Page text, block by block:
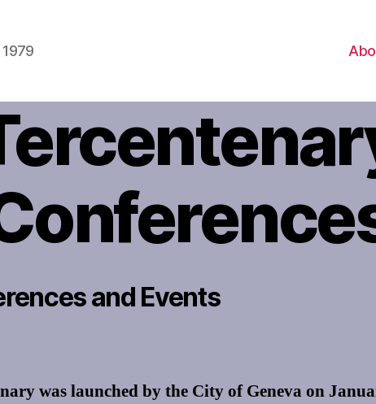
1979
and Events
was launched by the City of Geneva on